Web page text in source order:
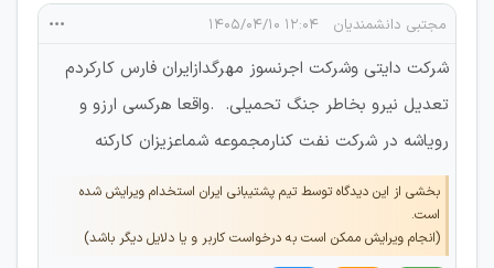
مجتبی دانشمندیان ۱۲:۰۴ ۱۴۰۵/۰۴/۱۰
شرکت دایتی وشرکت اجرنسوز مهرگدازایران فارس کارکردم
تعدیل نیرو بخاطر جنگ تحمیلی. .واقعا هرکسی ارزو و
رویاشه در شرکت نفت کنارمجموعه شماعزیزان کارکنه
بخشی از این دیدگاه توسط تیم پشتیبانی ایران استخدام ویرایش شده
است.
(انجام ویرایش ممکن است به درخواست کاربر و یا دلایل دیگر باشد)